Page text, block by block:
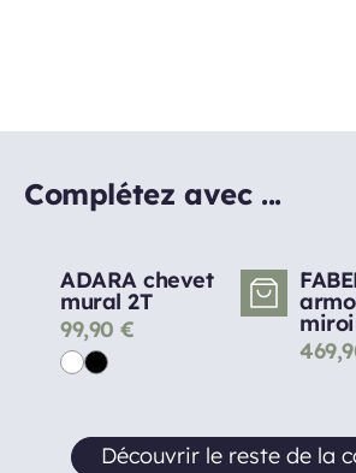
Complétez avec ...
ADARA chevet
mural 2T
99,90 €
Découvrir le reste de la